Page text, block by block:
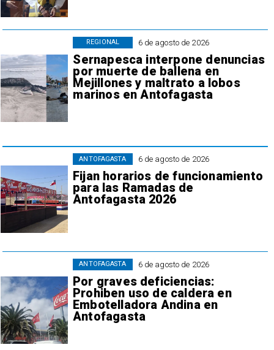
6 de agosto de 2026
Sernapesca interpone denuncias
por muerte de ballena en
Mejillones y maltrato a lobos
marinos en Antofagasta
REGIONAL
6 de agosto de 2026
Fijan horarios de funcionamiento
para las Ramadas de
Antofagasta 2026
ANTOFAGASTA
6 de agosto de 2026
Por graves deficiencias:
Prohiben uso de caldera en
Embotelladora Andina en
Antofagasta
ANTOFAGASTA